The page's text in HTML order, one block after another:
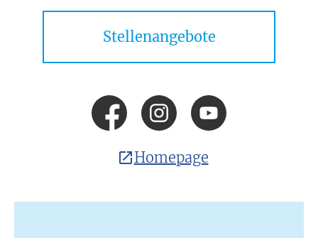
Stellenangebote
Homepage